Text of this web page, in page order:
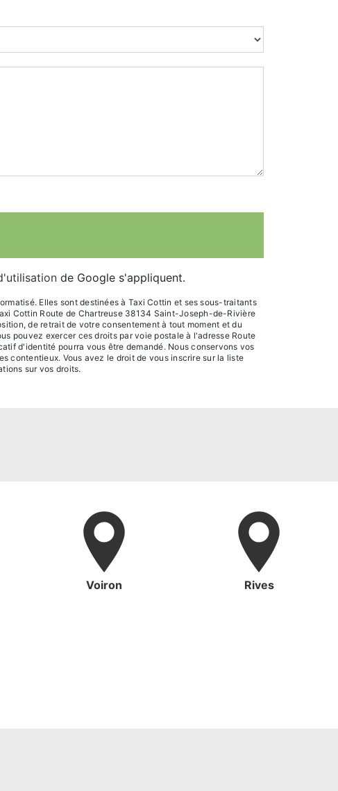
de Google s'appliquent.
Elles sont destinées à Taxi Cottin et ses sous-traitants
Cottin Route de Chartreuse 38134 Saint-Joseph-de-Rivière
de retrait de votre consentement à tout moment et du
pouvez exercer ces droits par voie postale à l'adresse Route
d'identité pourra vous être demandé. Nous conservons vos
contentieux. Vous avez le droit de vous inscrire sur la liste
sur vos droits.
Voiron Rives